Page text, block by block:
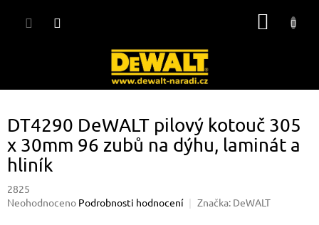
DT4290 DeWALT pilový kotouč 305
x 30mm 96 zubů na dýhu, laminát a
hliník
2825
Průměrné
Neohodnoceno Podrobnosti hodnocení Značka: DeWALT